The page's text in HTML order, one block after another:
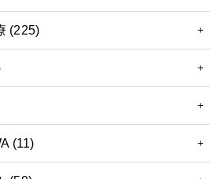
(225)
(11)